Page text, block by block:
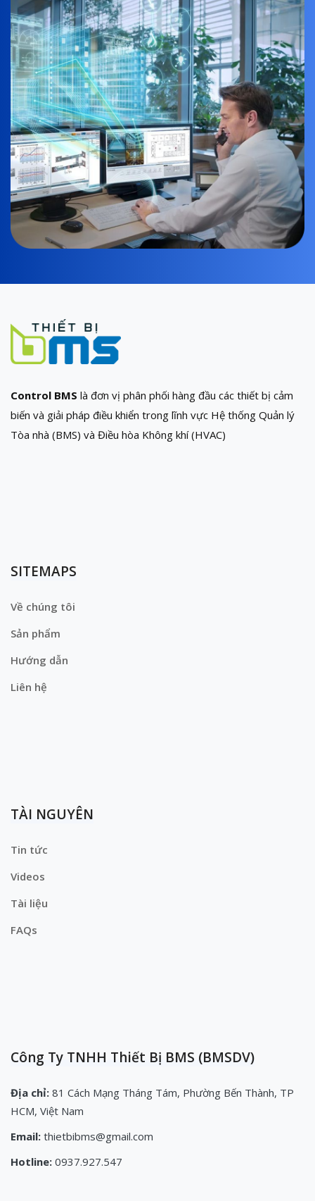
Control BMS là đơn vị phân phối hàng đầu các thiết bị cảm
biến và giải pháp điều khiển trong lĩnh vực Hệ thống Quản lý
Tòa nhà (BMS) và Điều hòa Không khí (HVAC)
SITEMAPS
Về chúng tôi
Sản phẩm
Hướng dẫn
Liên hệ
TÀI NGUYÊN
Tin tức
Videos
Tài liệu
FAQs
Công Ty TNHH Thiết Bị BMS (BMSDV)
Địa chỉ: 81 Cách Mạng Tháng Tám, Phường Bến Thành, TP
HCM, Việt Nam
Email: thietbibms@gmail.com
Hotline: 0937.927.547